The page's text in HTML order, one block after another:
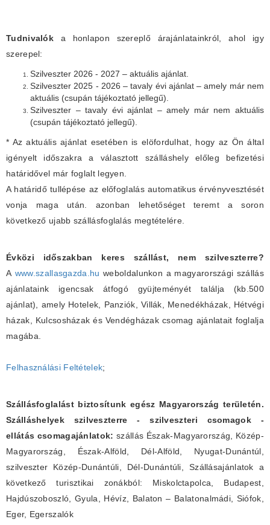
Tudnivalók a honlapon szereplő árajánlatainkról, ahol igy
szerepel:
Szilveszter 2026 - 2027 – aktuális ajánlat.
Szilveszter 2025 - 2026 – tavaly évi ajánlat – amely már nem
aktuális (csupán tájékoztató jellegű).
Szilveszter – tavaly évi ajánlat – amely már nem aktuális
(csupán tájékoztató jellegű).
* Az aktuális ajánlat esetében is elöfordulhat, hogy az Ön által
igényelt időszakra a választott szálláshely előleg befizetési
határidővel már foglalt legyen.
A határidő tullépése az előfoglalás automatikus érvényvesztését
vonja maga után. azonban lehetőséget teremt a soron
következő ujabb szállásfoglalás megtételére.
Évközi időszakban keres szállást, nem szilveszterre?
A www.szallasgazda.hu weboldalunkon a magyarországi szállás
ajánlataink igencsak átfogó gyüjteményét találja (kb.500
ajánlat), amely Hotelek, Panziók, Villák, Menedékházak, Hétvégi
házak, Kulcsosházak és Vendégházak csomag ajánlatait foglalja
magába.
Felhasználási Feltételek;
Szállásfoglalást biztosítunk egész Magyarország területén.
Szálláshelyek szilveszterre - szilveszteri csomagok -
ellátás csomagajánlatok: szállás Észak-Magyarország, Közép-
Magyarország, Észak-Alföld, Dél-Alföld, Nyugat-Dunántúl,
szilveszter Közép-Dunántúli, Dél-Dunántúli, Szállásajánlatok a
következő turisztikai zonákból: Miskolctapolca, Budapest,
Hajdúszoboszló, Gyula, Hévíz, Balaton – Balatonalmádi, Siófok,
Eger, Egerszalók